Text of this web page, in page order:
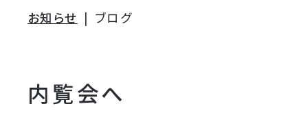
お知らせ ブログ
内覧会へ